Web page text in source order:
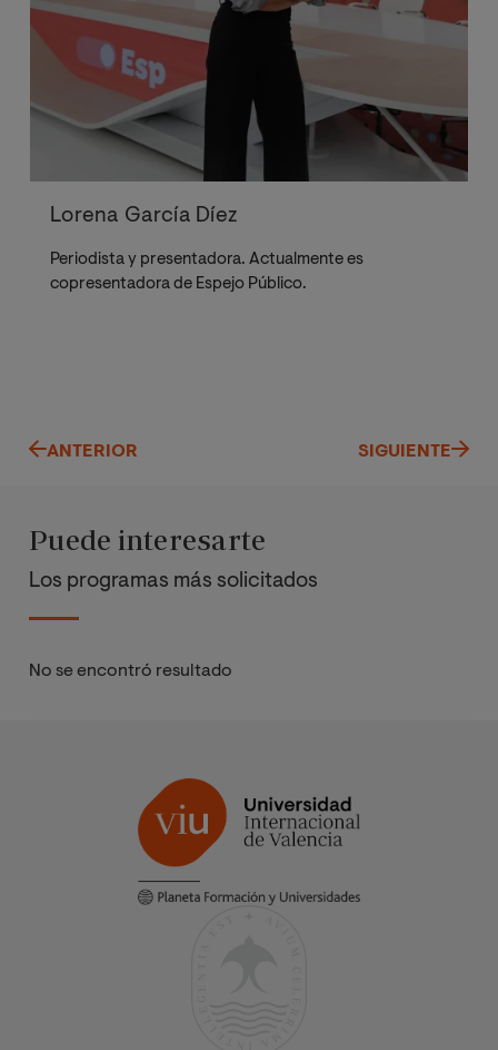
Lorena García Díez
Periodista y presentadora. Actualmente es
copresentadora de Espejo Público.
ANTERIOR SIGUIENTE
Puede interesarte
Los programas más solicitados
No se encontró resultado